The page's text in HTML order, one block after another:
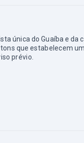
única do Guaíba e da
que estabelecem
prévio.